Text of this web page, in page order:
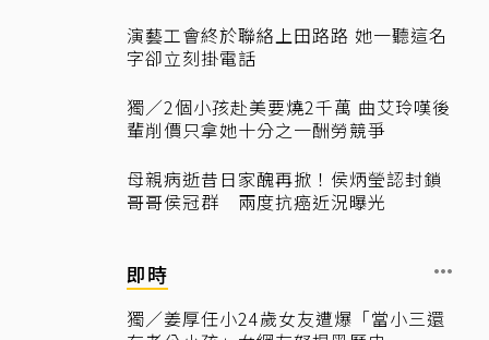
演藝工會終於聯絡上田路路 她一聽這名
字卻立刻掛電話
獨／2個小孩赴美要燒2千萬 曲艾玲嘆後
輩削價只拿她十分之一酬勞競爭
母親病逝昔日家醜再掀！侯炳瑩認封鎖
哥哥侯冠群 兩度抗癌近況曝光
即時
獨／姜厚任小24歲女友遭爆「當小三還